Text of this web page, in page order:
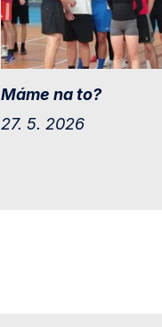
Máme na to?
27. 5. 2026